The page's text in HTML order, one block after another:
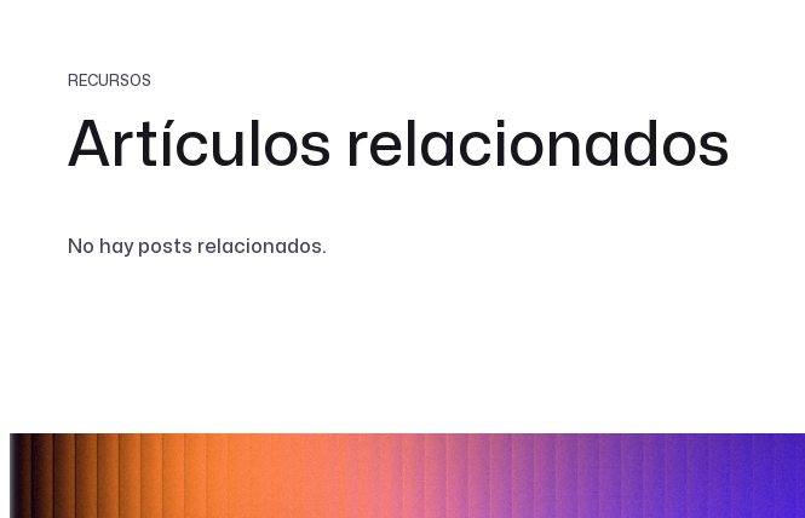
RECURSOS
Artículos relacionados
No hay posts relacionados.